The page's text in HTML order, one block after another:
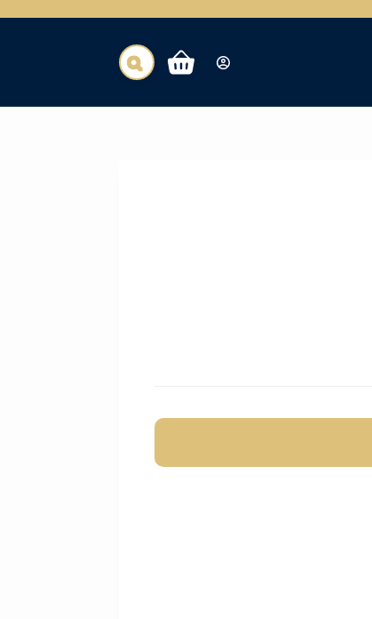
عربة
التسوق